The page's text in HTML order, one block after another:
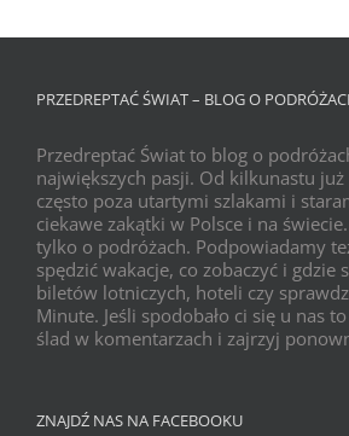
PRZEDREPTAĆ ŚWIAT – BLOG O
Przedreptać Świat to blog o
największych pasji. Od kilkunastu
często poza utartymi szlakami i
ciekawe zakątki w Polsce i na
tylko o podróżach. Podpowiadamy
spędzić wakacje, co zobaczyć i gdzie
biletów lotniczych, hoteli czy
Minute. Jeśli spodobało ci się u nas
ślad w komentarzach i zajrzyj
ZNAJDŹ NAS NA FACEBOOKU